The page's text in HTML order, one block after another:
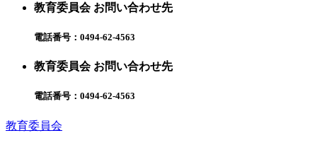
教育委員会 お問い合わせ先
電話番号： 0494-62-4563
教育委員会 お問い合わせ先
電話番号： 0494-62-4563
教育委員会